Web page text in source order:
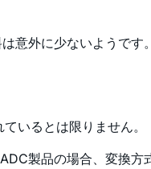
意外に少ないようです
いるとは限りません。
製品の場合、変換方